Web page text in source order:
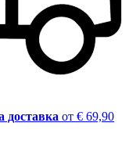
доставка от € 69,90